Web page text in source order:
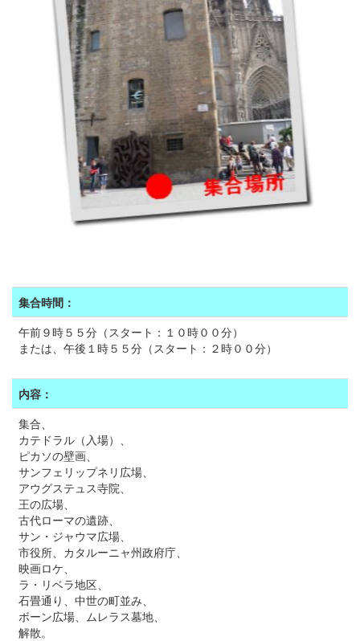
集合時間：
午前９時５５分（スタート：１０時００分）
または、午後１時５５分（スタート：２時００分）
内容：
集合、
カテドラル（入場）、
ピカソの壁画、
サンフェリップネリ広場、
アウグステュス寺院、
王の広場、
古代ローマの遺跡、
サン・ジャウマ広場、
市役所、カタルーニャ州政府庁、
映画ロケ、
ラ・リベラ地区、
石畳通り、中世の町並み、
ボーン広場、ムレラス墓地、
解散。